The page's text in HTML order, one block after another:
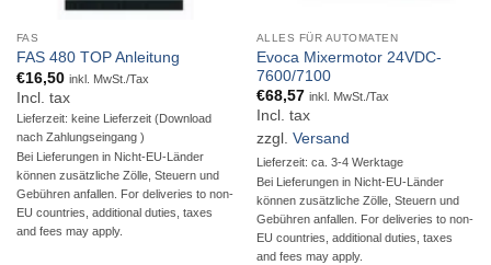
FAS
FAS 480 TOP Anleitung
€16,50 inkl. MwSt./Tax
Incl. tax
Lieferzeit: keine Lieferzeit (Download
nach Zahlungseingang )
Bei Lieferungen in Nicht-EU-Länder
können zusätzliche Zölle, Steuern und
Gebühren anfallen. For deliveries to non-
EU countries, additional duties, taxes
and fees may apply.
ALLES FÜR AUTOMATEN
Evoca Mixermotor 24VDC-
7600/7100
€68,57 inkl. MwSt./Tax
Incl. tax
zzgl. Versand
Lieferzeit: ca. 3-4 Werktage
Bei Lieferungen in Nicht-EU-Länder
können zusätzliche Zölle, Steuern und
Gebühren anfallen. For deliveries to non-
EU countries, additional duties, taxes
and fees may apply.